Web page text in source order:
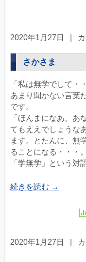
2020年1月27日
さかさま
「私は無学でして・
あまり聞かない言葉
です。
「ほんまになあ、あ
てもええでしょうな
ます。とたんに、無
ることになる・・・
「学無学」という対
続きを読む →
2020年1月27日